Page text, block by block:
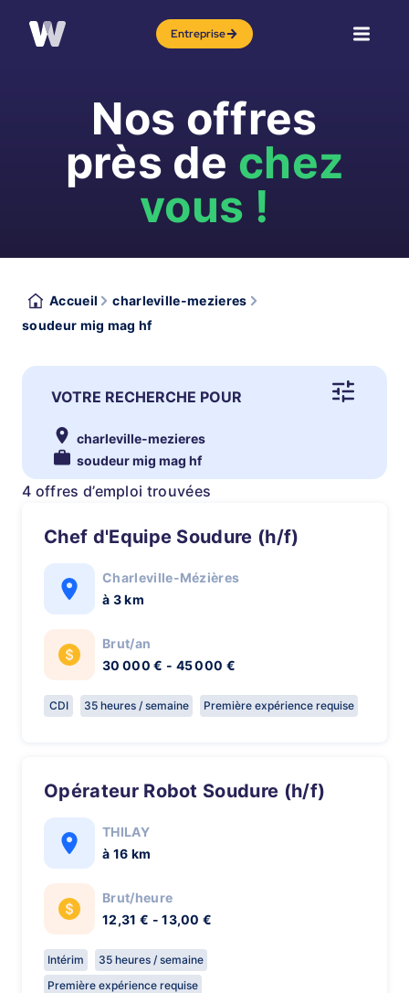
Entreprise
Nos offres
près de chez
vous !
Accueil
charleville-mezieres
soudeur mig mag hf
VOTRE RECHERCHE POUR
charleville-mezieres
soudeur mig mag hf
4 offres d’emploi trouvées
Chef d'Equipe Soudure (h/f)
Charleville-Mézières
à 3 km
Brut/an
30 000 € - 45 000 €
CDI 35 heures / semaine Première expérience requise
Opérateur Robot Soudure (h/f)
THILAY
à 16 km
Brut/heure
12,31 € - 13,00 €
Intérim
35 heures / semaine
Première expérience requise